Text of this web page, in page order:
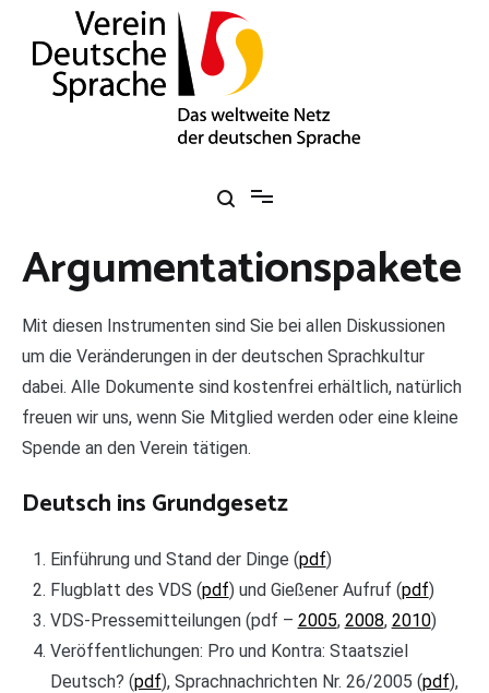
springen
Argumentationspakete
Mit diesen Instrumenten sind Sie bei allen Diskussionen
um die Veränderungen in der deutschen Sprachkultur
dabei. Alle Dokumente sind kostenfrei erhältlich, natürlich
freuen wir uns, wenn Sie Mitglied werden oder eine kleine
Spende an den Verein tätigen.
Deutsch ins Grundgesetz
Einführung und Stand der Dinge (pdf)
Flugblatt des VDS (pdf) und Gießener Aufruf (pdf)
VDS-Pressemitteilungen (pdf – 2005, 2008, 2010)
Veröffentlichungen: Pro und Kontra: Staatsziel
Deutsch? (pdf), Sprachnachrichten Nr. 26/2005 (pdf),